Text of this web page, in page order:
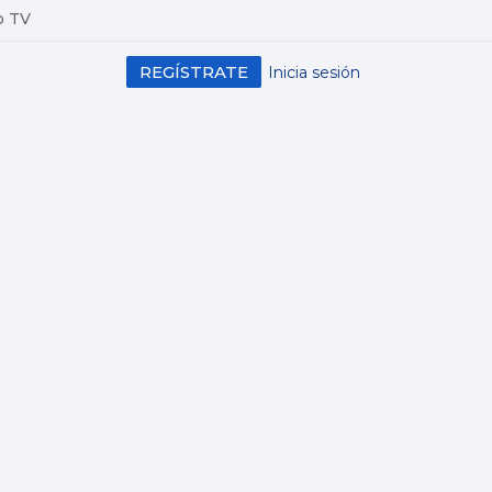
TV
Inicia sesión
REGÍSTRATE